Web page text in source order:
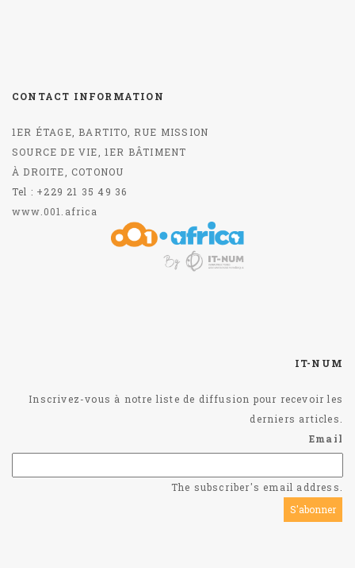
CONTACT INFORMATION
1ER ÉTAGE, BARTITO, RUE MISSION
SOURCE DE VIE, 1ER BÂTIMENT
À DROITE, COTONOU
Tel : +229 21 35 49 36
www.001.africa
IT-NUM
Inscrivez-vous à notre liste de diffusion pour recevoir les
derniers articles.
Email
The subscriber's email address.